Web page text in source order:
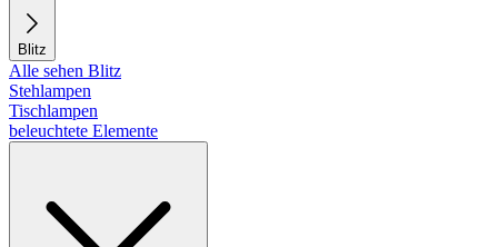
Blitz
Alle sehen Blitz
Stehlampen
Tischlampen
beleuchtete Elemente